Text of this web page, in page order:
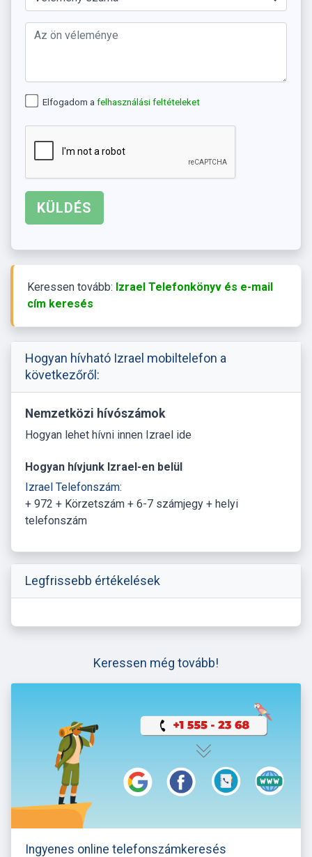
Elfogadom a felhasználási feltételeket
Keressen tovább: Izrael Telefonkönyv és e-mail
cím keresés
Hogyan hívható Izrael mobiltelefon a
következőről:
Nemzetközi hívószámok
Hogyan lehet hívni innen Izrael ide
Hogyan hívjunk Izrael-en belül
Izrael Telefonszám:
+ 972 + Körzetszám + 6-7 számjegy + helyi
telefonszám
Legfrissebb értékelések
Keressen még tovább!
Ingyenes online telefonszámkeresés